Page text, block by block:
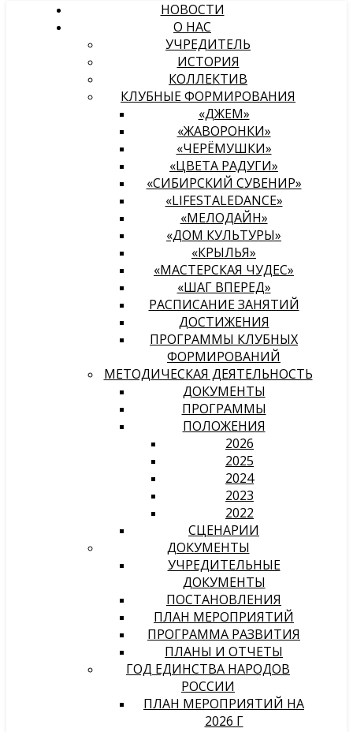
НОВОСТИ
О НАС
УЧРЕДИТЕЛЬ
ИСТОРИЯ
КОЛЛЕКТИВ
КЛУБНЫЕ ФОРМИРОВАНИЯ
«ДЖЕМ»
«ЖАВОРОНКИ»
«ЧЕРЁМУШКИ»
«ЦВЕТА РАДУГИ»
«СИБИРСКИЙ СУВЕНИР»
«LIFESTALEDANCE»
«МЕЛОДАЙН»
«ДОМ КУЛЬТУРЫ»
«КРЫЛЬЯ»
«МАСТЕРСКАЯ ЧУДЕС»
«ШАГ ВПЕРЕД»
РАСПИСАНИЕ ЗАНЯТИЙ
ДОСТИЖЕНИЯ
ПРОГРАММЫ КЛУБНЫХ
ФОРМИРОВАНИЙ
МЕТОДИЧЕСКАЯ ДЕЯТЕЛЬНОСТЬ
ДОКУМЕНТЫ
ПРОГРАММЫ
ПОЛОЖЕНИЯ
2026
2025
2024
2023
2022
СЦЕНАРИИ
ДОКУМЕНТЫ
УЧРЕДИТЕЛЬНЫЕ
ДОКУМЕНТЫ
ПОСТАНОВЛЕНИЯ
ПЛАН МЕРОПРИЯТИЙ
ПРОГРАММА РАЗВИТИЯ
ПЛАНЫ И ОТЧЕТЫ
ГОД ЕДИНСТВА НАРОДОВ
РОССИИ
ПЛАН МЕРОПРИЯТИЙ НА
2026 Г